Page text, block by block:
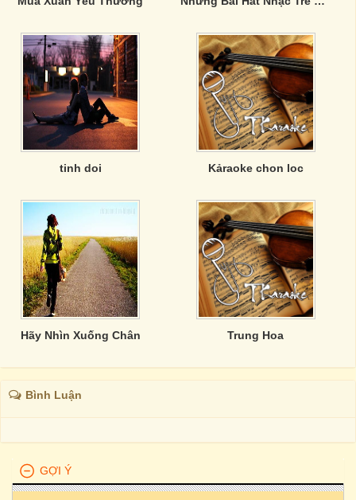
tinh doi Kảraoke chon loc
Hãy Nhìn Xuống Chân Trung Hoa
Bình Luận
GỢI Ý